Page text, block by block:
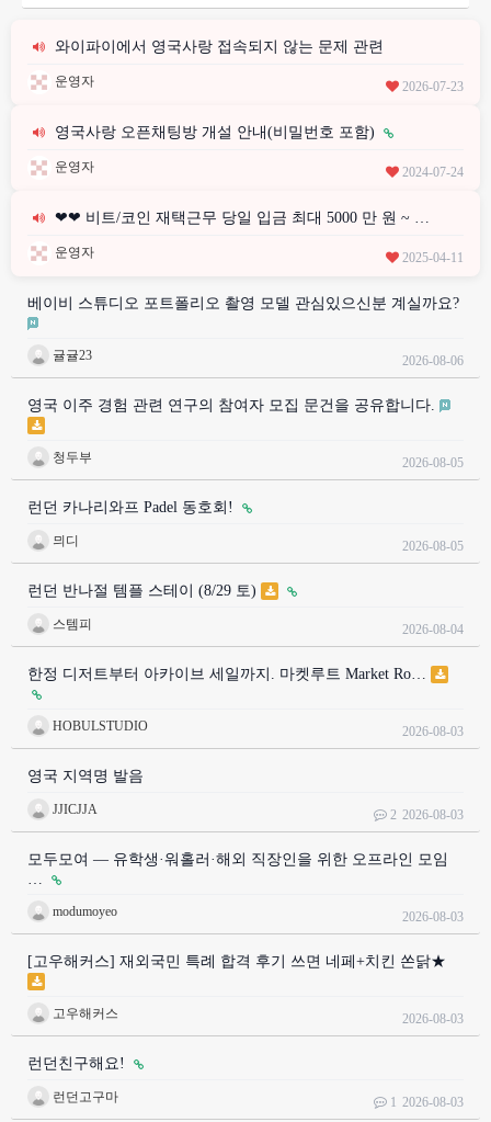
와이파이에서 영국사랑 접속되지 않는 문제 관련
운영자 2026-07-23
영국사랑 오픈채팅방 개설 안내(비밀번호 포함)
운영자 2024-07-24
❤❤ 비트/코인 재택근무 당일 입금 최대 5000 만 원 ~ …
운영자 2025-04-11
베이비 스튜디오 포트폴리오 촬영 모델 관심있으신분 계실까요?
귤귤23 2026-08-06
영국 이주 경험 관련 연구의 참여자 모집 문건을 공유합니다.
청두부 2026-08-05
런던 카나리와프 Padel 동호회!
믜디 2026-08-05
런던 반나절 템플 스테이 (8/29 토)
스템피 2026-08-04
한정 디저트부터 아카이브 세일까지. 마켓루트 Market Ro…
HOBULSTUDIO 2026-08-03
영국 지역명 발음
JJICJJA 2 2026-08-03
모두모여 — 유학생·워홀러·해외 직장인을 위한 오프라인 모임
modumoyeo 2026-08-03
[고우해커스] 재외국민 특례 합격 후기 쓰면 네페+치킨 쏜닭★
고우해커스 2026-08-03
런던친구해요!
런던고구마 1 2026-08-03